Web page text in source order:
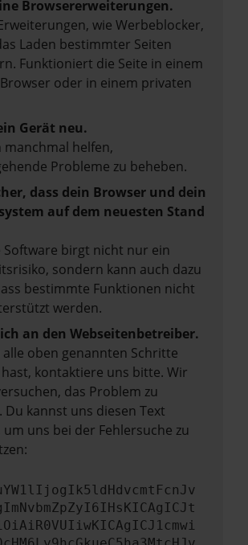
Browsererweiterungen.
wie Werbeblocker,
Laden bestimmter Seiten
Funktioniert die Seite in einem
oder in einem privaten
Gerät neu.
manchmal helfen,
Probleme zu beheben.
dass dein Browser und dein
auf dem neuesten Stand
Software birgt nicht nur ein
sondern kann auch dazu
bestimmte Funktionen nicht
werden.
an den Webseitenbetreiber.
oben genannten Schritte
kontaktiere uns bitte. Wir
das Problem zu
Du kannst uns diesen Text
um uns bei der Fehlersuche zu